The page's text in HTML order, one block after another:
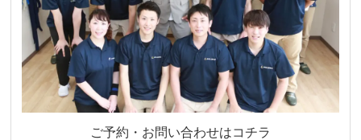
ご予約・お問い合わせはコチラ